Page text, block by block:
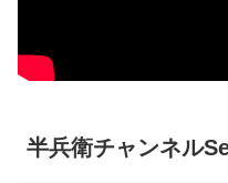
半兵衛チャンネル